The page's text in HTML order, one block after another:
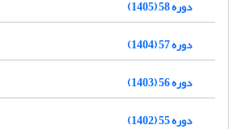
دوره 58 (1405)
دوره 57 (1404)
دوره 56 (1403)
دوره 55 (1402)